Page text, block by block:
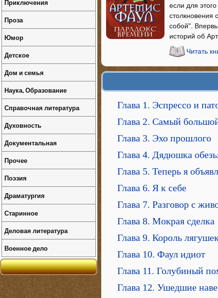
если для
столкновения
собой".
историй об
Читать
Глава 1. Эспрессо и
Глава 2. Самый
Глава 3. Эхо прошлого
Глава 4. Дядюшка
Глава 5. Теперь я
Глава 6. Я к себе
Глава 7. Разговор с
Глава 8. Мокрая сделка
Глава 9. Король
Глава 10. Фаул идиот
Глава 11. Голубиный
Глава 12. Ушедшие
Приключения
Проза
Юмор
Детское
Дом и семья
Наука, Образование
Справочная литература
Духовность
Документальная
Прочее
Поэзия
Драматургия
Старинное
Деловая литература
Военное дело